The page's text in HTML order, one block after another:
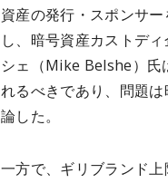
資産の発行・スポンサ
し、暗号資産カストデ
シェ（Mike Belshe）氏
れるべきであり、問題
論した。
一方で、ギリブランド